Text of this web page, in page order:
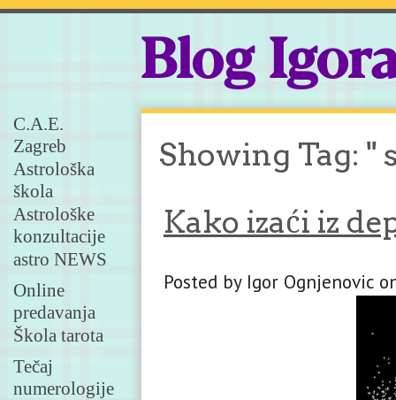
Blog
C.A.E.
Zagreb
Astrološka
škola
Astrološke
konzultacije
astro NEWS
Online
predavanja
Škola tarota
Tečaj
numerologije
Showing Tag:
Kako izaći iz
Posted by Igor Ognjenovic